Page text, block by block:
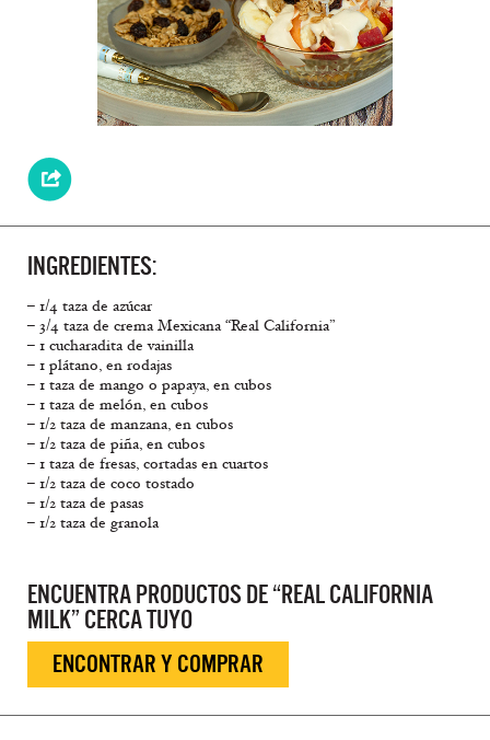
INGREDIENTES:
– 1/4 taza de azúcar
– 3/4 taza de crema Mexicana “Real California”
– 1 cucharadita de vainilla
– 1 plátano, en rodajas
– 1 taza de mango o papaya, en cubos
– 1 taza de melón, en cubos
– 1/2 taza de manzana, en cubos
– 1/2 taza de piña, en cubos
– 1 taza de fresas, cortadas en cuartos
– 1/2 taza de coco tostado
– 1/2 taza de pasas
– 1/2 taza de granola
ENCUENTRA PRODUCTOS DE “REAL CALIFORNIA
MILK” CERCA TUYO
ENCONTRAR Y COMPRAR